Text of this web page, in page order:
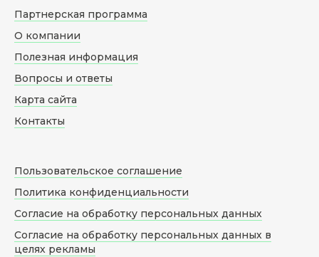
Партнерская программа
О компании
Полезная информация
Вопросы и ответы
Карта сайта
Контакты
Пользовательское соглашение
Политика конфиденциальности
Согласие на обработку персональных данных
Согласие на обработку персональных данных в
целях рекламы